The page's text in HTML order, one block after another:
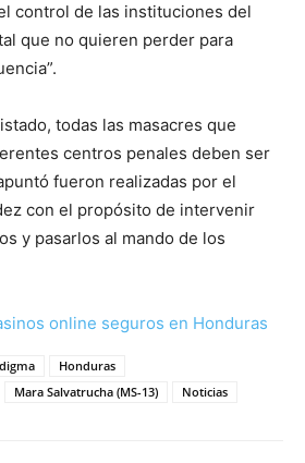
control de las instituciones del
que no quieren perder para
todas las masacres que
centros penales deben ser
fueron realizadas por el
con el propósito de intervenir
y pasarlos al mando de los
online seguros en Honduras
Honduras
Mara Salvatrucha (MS-13) Noticias